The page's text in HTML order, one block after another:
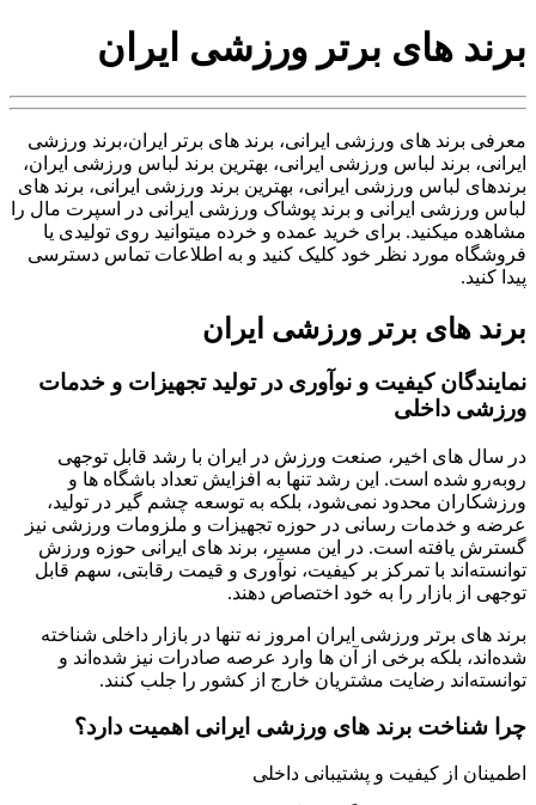
برند های برتر ورزشی ایران
معرفی برند های ورزشی ایرانی، برند های برتر ایران،برند ورزشی
ایرانی، برند لباس ورزشی ایرانی، بهترین برند لباس ورزشی ایران،
برندهای لباس ورزشی ایرانی، بهترین برند ورزشی ایرانی، برند های
لباس ورزشی ایرانی و برند پوشاک ورزشی ایرانی در اسپرت مال را
مشاهده میکنید. برای خرید عمده و خرده میتوانید روی تولیدی یا
فروشگاه مورد نظر خود کلیک کنید و به اطلاعات تماس دسترسی
پیدا کنید.
برند های برتر ورزشی ایران
نمایندگان کیفیت و نوآوری در تولید تجهیزات و خدمات
ورزشی داخلی
در سال های اخیر، صنعت ورزش در ایران با رشد قابل توجهی
روبه‌رو شده است. این رشد تنها به افزایش تعداد باشگاه ها و
ورزشکاران محدود نمی‌شود، بلکه به توسعه چشم گیر در تولید،
عرضه و خدمات رسانی در حوزه تجهیزات و ملزومات ورزشی نیز
گسترش یافته است. در این مسیر، برند های ایرانی حوزه ورزش
توانسته‌اند با تمرکز بر کیفیت، نوآوری و قیمت رقابتی، سهم قابل
توجهی از بازار را به خود اختصاص دهند.
برند های برتر ورزشی ایران امروز نه تنها در بازار داخلی شناخته
شده‌اند، بلکه برخی از آن ها وارد عرصه صادرات نیز شده‌اند و
توانسته‌اند رضایت مشتریان خارج از کشور را جلب کنند.
چرا شناخت برند های ورزشی ایرانی اهمیت دارد؟
اطمینان از کیفیت و پشتیبانی داخلی